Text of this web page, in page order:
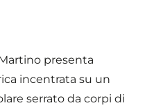
presenta
incentrata su un
serrato da corpi di